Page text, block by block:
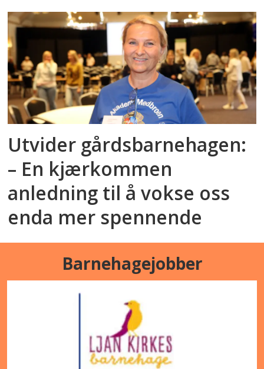
Utvider gårdsbarnehagen:
– En kjærkommen
anledning til å vokse oss
enda mer spennende
Barnehagejobber